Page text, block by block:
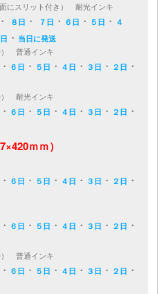
にスリット付き） 耐光インキ
・ ８日 ・ ７日 ・ ６日 ・ ５日 ・ ４
・ 当日に発送
） 普通インキ
・ ６日 ・ ５日 ・ ４日 ・ ３日 ・ ２日 ・
） 耐光インキ
・ ６日 ・ ５日 ・ ４日 ・ ３日 ・ ２日 ・
ｍｍ）
・ ６日 ・ ５日 ・ ４日 ・ ３日 ・ ２日 ・
・ ６日 ・ ５日 ・ ４日 ・ ３日 ・ ２日 ・
） 普通インキ
・ ６日 ・ ５日 ・ ４日 ・ ３日 ・ ２日 ・